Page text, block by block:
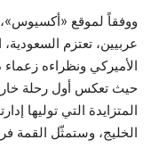
ووفقاً لموقع
عربيين، تعتزم
الأميركي ونظراءه
حيث تعكس أول رحلة
المتزايدة التي توليها
الخليج، وستمثّل القمة